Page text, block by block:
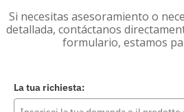
Si necesitas asesoramiento o
detallada, contáctanos
formulario, estamos
La tua richiesta: